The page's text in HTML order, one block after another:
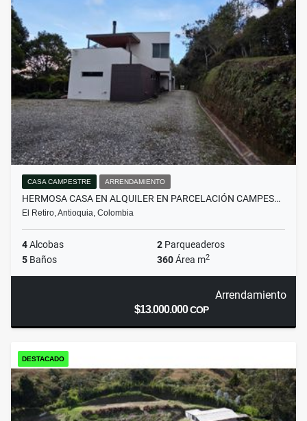
CASA CAMPESTRE ARRENDAMIENTO
HERMOSA CASA EN ALQUILER EN PARCELACIÓN CAMPES…
El Retiro, Antioquia, Colombia
4Alcobas 2 Parqueaderos
5 Baños 360Área m2
Arrendamiento
$13.000.000COP
DESTACADO